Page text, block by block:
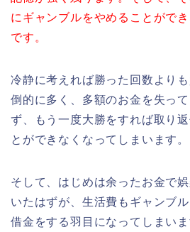
にギャンブルをやめることがで
です。
冷静に考えれば勝った回数より
倒的に多く、多額のお金を失っ
ず、もう一度大勝をすれば取り
とができなくなってしまいます。
そして、はじめは余ったお金で
いたはずが、生活費もギャンブ
借金をする羽目になってしまいま